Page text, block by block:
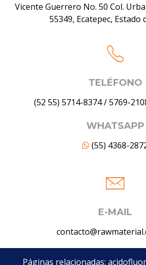
Vicente Guerrero No. 50 Col.
55349, Ecatepec, Estado
TELÉFONO
(52 55) 5714-8374/5769-
WHATSAPP
(55) 4368-
E-MAIL
Páginas relacionadas: